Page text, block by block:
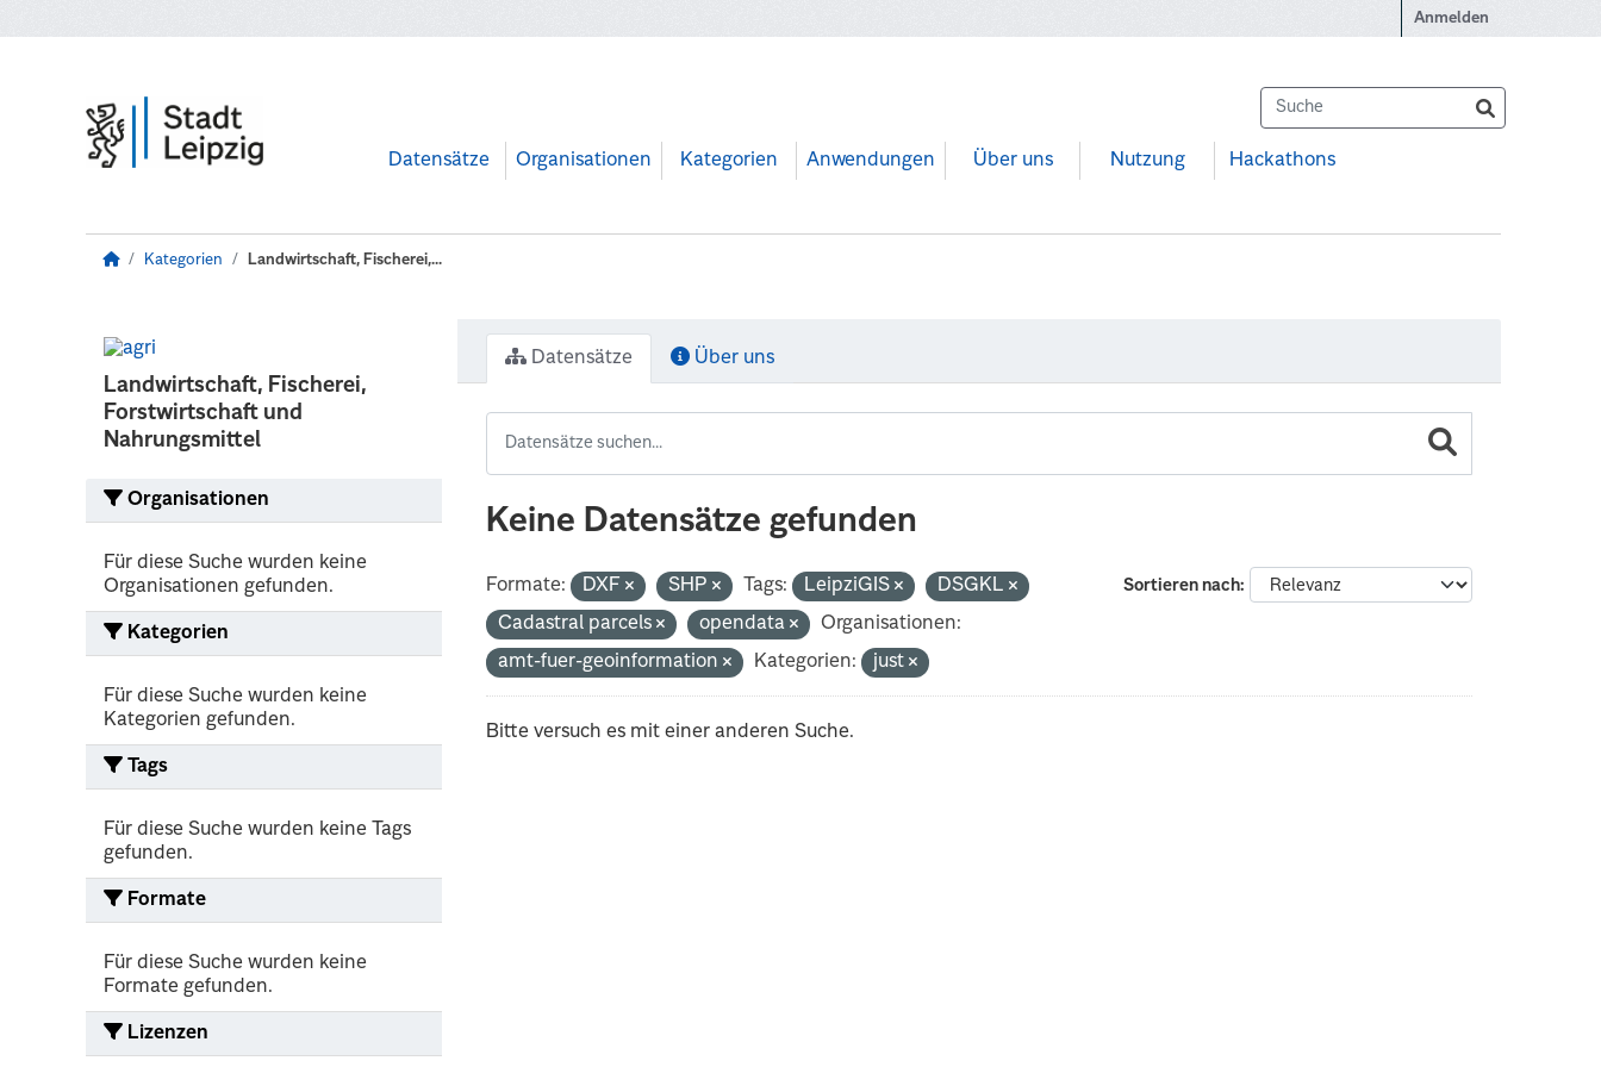
Anmelden
Datensätze Organisationen Kategorien Anwendungen Über uns Nutzung Hackathons
Kategorien Landwirtschaft, Fischerei,...
Landwirtschaft, Fischerei,
Forstwirtschaft und
Nahrungsmittel
Organisationen
Für diese Suche wurden keine
Organisationen gefunden.
Kategorien
Für diese Suche wurden keine
Kategorien gefunden.
Tags
Für diese Suche wurden keine Tags
gefunden.
Formate
Für diese Suche wurden keine
Formate gefunden.
Lizenzen
Datensätze Über uns
Keine Datensätze gefunden
Sortieren nach
Formate: DXF SHP Tags: LeipziGIS
DSGKL
Cadastral parcels
opendata
Organisationen:
amt-fuer-geoinformation
Kategorien: just
Bitte versuch es mit einer anderen Suche.